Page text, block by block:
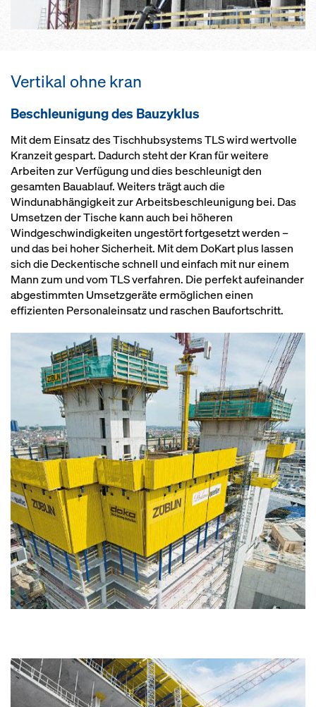
Ver­ti­kal oh­ne kran
Be­sch­leu­ni­gung des Bau­zy­k­lus
Mit dem Einsatz des Tischhubsystems TLS wird wertvolle
Kranzeit gespart. Dadurch steht der Kran für weitere
Arbeiten zur Verfügung und dies beschleunigt den
gesamten Bauablauf. Weiters trägt auch die
Windunabhängigkeit zur Arbeitsbeschleunigung bei. Das
Umsetzen der Tische kann auch bei höheren
Windgeschwindigkeiten ungestört fortgesetzt werden –
und das bei hoher Sicherheit. Mit dem DoKart plus lassen
sich die Deckentische schnell und einfach mit nur einem
Mann zum und vom TLS verfahren. Die perfekt aufeinander
abgestimmten Umsetzgeräte ermöglichen einen
effizienten Personaleinsatz und raschen Baufortschritt.